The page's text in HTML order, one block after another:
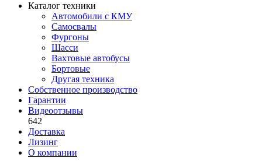
Каталог техники
Автомобили с КМУ
Самосвалы
Фургоны
Шасси
Вахтовые автобусы
Бортовые
Другая техника
Собственное производство
Гарантии
Видеоотзывы
642
Доставка
Лизинг
О компании